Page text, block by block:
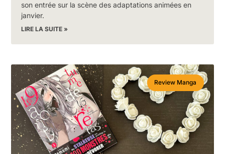
son entrée sur la scène des adaptations animées en
janvier.
LIRE LA SUITE »
Review Manga